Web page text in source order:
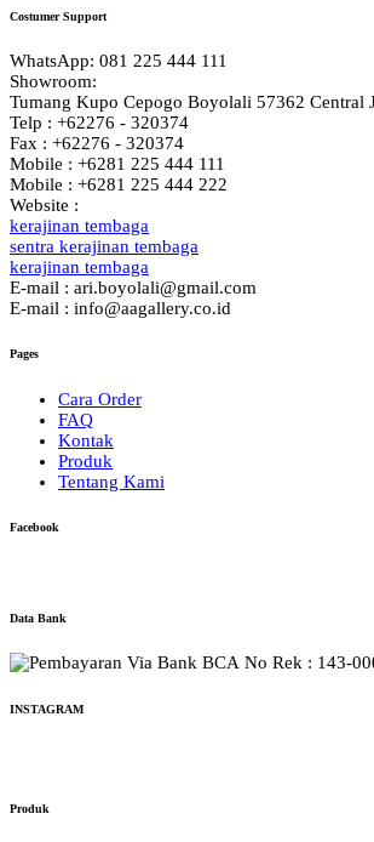
Costumer Support
WhatsApp: 081 225 444 111
Showroom:
Tumang Kupo Cepogo Boyolali 57362 Central
Telp : +62276 - 320374
Fax : +62276 - 320374
Mobile : +6281 225 444 111
Mobile : +6281 225 444 222
Website :
kerajinan tembaga
sentra kerajinan tembaga
kerajinan tembaga
E-mail : ari.boyolali@gmail.com
E-mail : info@aagallery.co.id
Pages
Cara Order
FAQ
Kontak
Produk
Tentang Kami
Facebook
Data Bank
No Rek : 143-
INSTAGRAM
Produk